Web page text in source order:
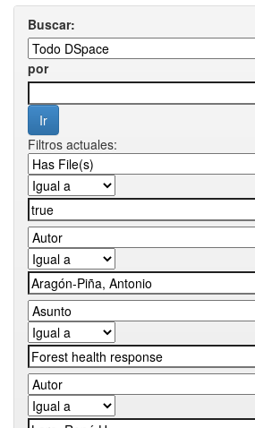
Buscar:
por
Filtros actuales: